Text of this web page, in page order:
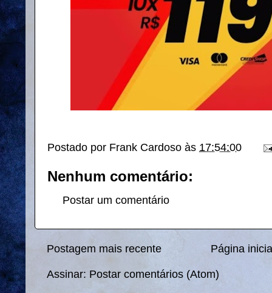
Postado por Frank Cardoso às 17:54:00
Nenhum comentário:
Postar um comentário
Postagem mais recente Página
Assinar: Postar comentários (Atom)